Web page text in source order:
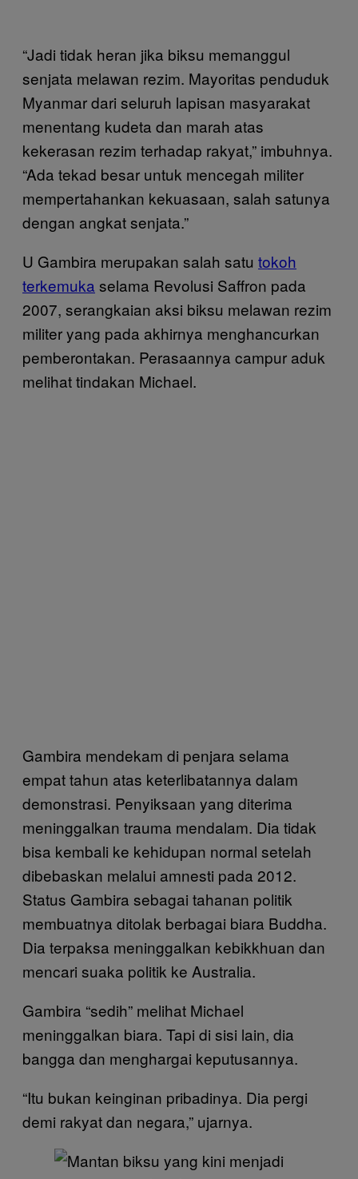
“Jadi tidak heran jika biksu memanggul
senjata melawan rezim. Mayoritas penduduk
Myanmar dari seluruh lapisan masyarakat
menentang kudeta dan marah atas
kekerasan rezim terhadap rakyat,” imbuhnya.
“Ada tekad besar untuk mencegah militer
mempertahankan kekuasaan, salah satunya
dengan angkat senjata.”
U Gambira merupakan salah satu tokoh
terkemuka selama Revolusi Saffron pada
2007, serangkaian aksi biksu melawan rezim
militer yang pada akhirnya menghancurkan
pemberontakan. Perasaannya campur aduk
melihat tindakan Michael.
Gambira mendekam di penjara selama
empat tahun atas keterlibatannya dalam
demonstrasi. Penyiksaan yang diterima
meninggalkan trauma mendalam. Dia tidak
bisa kembali ke kehidupan normal setelah
dibebaskan melalui amnesti pada 2012.
Status Gambira sebagai tahanan politik
membuatnya ditolak berbagai biara Buddha.
Dia terpaksa meninggalkan kebikkhuan dan
mencari suaka politik ke Australia.
Gambira “sedih” melihat Michael
meninggalkan biara. Tapi di sisi lain, dia
bangga dan menghargai keputusannya.
“Itu bukan keinginan pribadinya. Dia pergi
demi rakyat dan negara,” ujarnya.